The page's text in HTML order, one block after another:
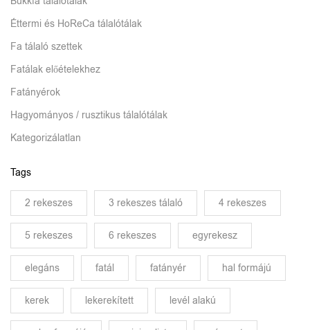
Éttermi és HoReCa tálalótálak
Fa tálaló szettek
Fatálak előételekhez
Fatányérok
Hagyományos / rusztikus tálalótálak
Kategorizálatlan
Tags
2 rekeszes 3 rekeszes tálaló 4 rekeszes
5 rekeszes 6 rekeszes egyrekesz
elegáns fatál fatányér hal formájú
kerek lekerekített levél alakú